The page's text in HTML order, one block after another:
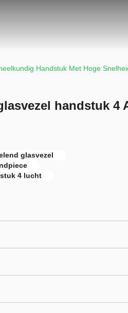
Handstuk Met Hoge
handstuk 4
glasvezel
4 lucht